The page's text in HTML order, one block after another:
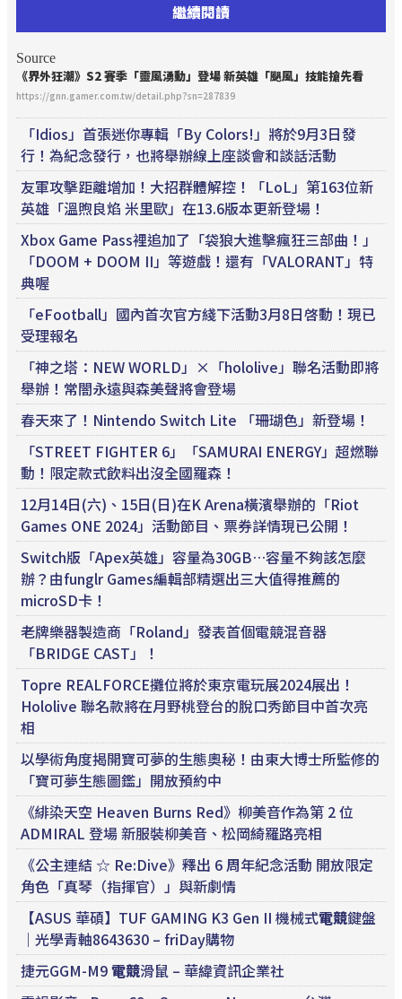
繼續閱讀
Source
《界外狂潮》S2 賽季「靈風湧動」登場 新英雄「颶風」技能搶先看
https://gnn.gamer.com.tw/detail.php?sn=287839
「Idios」首張迷你專輯「By Colors!」將於9月3日發
行！為紀念發行，也將舉辦線上座談會和談話活動
友軍攻擊距離增加！大招群體解控！「LoL」第163位新
英雄「溫煦良焰 米里歐」在13.6版本更新登場！
Xbox Game Pass裡追加了「袋狼大進擊瘋狂三部曲！」
「DOOM + DOOM II」等遊戲！還有「VALORANT」特
典喔
「eFootball」國內首次官方綫下活動3月8日啓動！現已
受理報名
「神之塔：NEW WORLD」×「hololive」聯名活動即將
舉辦！常闇永遠與森美聲將會登場
春天來了！Nintendo Switch Lite 「珊瑚色」新登場！
「STREET FIGHTER 6」「SAMURAI ENERGY」超燃聯
動！限定款式飲料出沒全國羅森！
12月14日(六)、15日(日)在K Arena橫濱舉辦的「Riot
Games ONE 2024」活動節目、票券詳情現已公開！
Switch版「Apex英雄」容量為30GB…容量不夠該怎麼
辦？由funglr Games編輯部精選出三大值得推薦的
microSD卡！
老牌樂器製造商「Roland」發表首個電競混音器
「BRIDGE CAST」！
Topre REALFORCE攤位將於東京電玩展2024展出！
Hololive 聯名款將在月野桃登台的脫口秀節目中首次亮
相
以學術角度揭開寶可夢的生態奧秘！由東大博士所監修的
「寶可夢生態圖鑑」開放預約中
《緋染天空 Heaven Burns Red》柳美音作為第 2 位
ADMIRAL 登場 新服裝柳美音、松岡綺羅路亮相
《公主連結 ☆ Re:Dive》釋出 6 周年紀念活動 開放限定
角色「真琴（指揮官）」與新劇情
【ASUS 華碩】TUF GAMING K3 Gen II 機械式電競鍵盤
｜光學青軸8643630 – friDay購物
捷元GGM-M9電競滑鼠 – 華緯資訊企業社